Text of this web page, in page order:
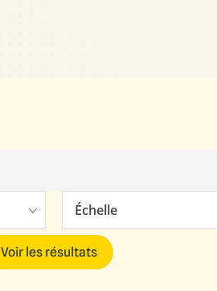
Échelle
Voir les résultats